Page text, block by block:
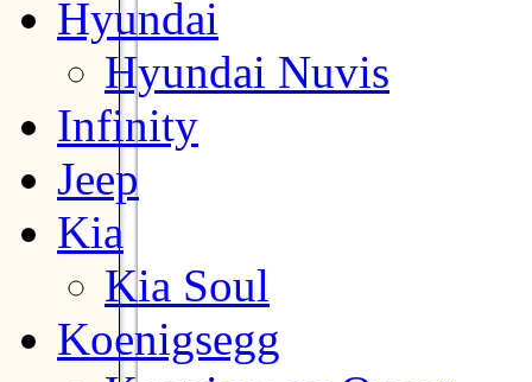
Hyundai
Hyundai Nuvis
Infinity
Jeep
Kia
Kia Soul
Koenigsegg